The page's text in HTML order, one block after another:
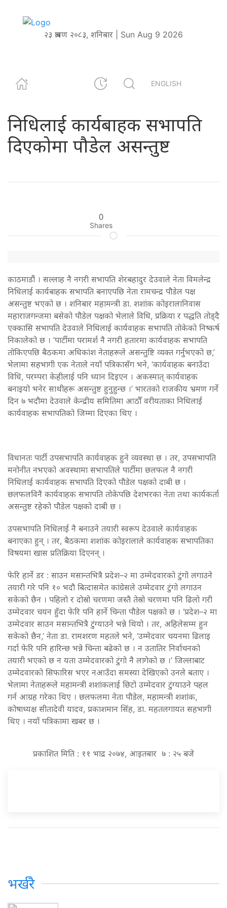
२३ श्रावण २०८३, शनिबार | Sun Aug 9 2026
ENGLISH
निधिलाई कार्यबाहक सभापति
दिएकोमा पौडेल असन्तुष्ट
0
Shares
काठमाडाैं । सल्लाह नै नगरी सभापति शेरबहादुर देउवाले नेता विमलेन्द्र
निधिलाई कार्यबाहक सभापति बनाएपछि नेता रामचन्द्र पौडेल पक्ष
असन्तुष्ट भएको छ । शनिबार महामन्त्री डा. शशांक कोइरालानिवास
महाराजगन्जमा बसेको पौडेल पक्षको भेलाले विधि, प्रक्रिया र पद्धति तोड्दै
एक्कासि सभापति देउवाले निधिलाई कार्यवाहक सभापति तोकेको निष्कर्ष
निकालेको छ । ‘पार्टीमा परामर्श नै नगरी हतारमा कार्यवाहक सभापति
तोकिएपछि बैठकमा अधिकांश नेताहरूले असन्तुष्टि व्यक्त गर्नुभएको छ,’
भेलामा सहभागी एक नेताले नयाँ पत्रिकासँग भने, ‘कार्यवाहक बनाउँदा
विधि, परम्परा केहीलाई पनि ध्यान दिइएन । अकस्मात् कार्यवाहक
बनाइयो भनेर साथीहरू असन्तुष्ट हुनुहुन्छ ।’ भारतको राजकीय भ्रमण गर्ने
दिन ७ भदौमा देउवाले केन्द्रीय समितिमा आठौँ वरीयताका निधिलाई
कार्यवाहक सभापतिको जिम्मा दिएका थिए ।
विधानतः पार्टी उपसभापति कार्यवाहक हुने व्यवस्था छ । तर, उपसभापति
मनोनीत नभएको अवस्थामा सभापतिले पार्टीमा छलफल नै नगरी
निधिलाई कार्यवाहक सभापति दिएको पौडेल पक्षको दाबी छ ।
छलफलविनै कार्यवाहक सभापति तोकेपछि देशभरका नेता तथा कार्यकर्ता
असन्तुष्ट रहेको पौडेल पक्षको दाबी छ ।
उपसभापति निधिलाई नै बनाउने तयारी स्वरूप देउवाले कार्यवाहक
बनाएका हुन् । तर, बैठकमा शशांक कोइरालाले कार्यवाहक सभापतिका
विषयमा खास प्रतिक्रिया दिएनन् ।
फेरि हार्ने डर : साउन मसान्तभित्रै प्रदेश–२ मा उम्मेदवारको टुंगो लगाउने
तयारी गरे पनि १० भदौ बित्दासमेत कांग्रेसले उम्मेदवार टुंगो लगाउन
सकेको छैन । पहिलो र दोस्रो चरणमा जस्तै तेस्रो चरणमा पनि ढिलो गरी
उम्मेदवार चयन हुँदा फेरि पनि हार्ने चिन्ता पौडेल पक्षको छ । ‘प्रदेश–२ मा
उम्मेदवार साउन मसान्तभित्रै टुंग्याउने भन्ने थियो । तर, अहिलेसम्म हुन
सकेको छैन,’ नेता डा. रामशरण महतले भने, ‘उम्मेदवार चयनमा ढिलाइ
गर्दा फेरि पनि हारिन्छ भन्ने चिन्ता बढेको छ । न उतातिर निर्वाचनको
तयारी भएको छ न यता उम्मेदवारको टुंगो नै लागेको छ ।’ जिल्लाबाट
उम्मेदवारको सिफारिस भएर नआउँदा समस्या देखिएको उनले बताए ।
भेलामा नेताहरूले महामन्त्री शशांकलाई छिटो उम्मेदवार टुंग्याउने पहल
गर्न आग्रह गरेका थिए । छलफलमा नेता पौडेल, महामन्त्री शशांक,
कोषाध्यक्ष सीतादेवी यादव, प्रकाशमान सिंह, डा. महतलगायत सहभागी
थिए । नयाँ पत्रिकामा खबर छ ।
प्रकाशित मिति : ११ भाद्र २०७४, आइतबार ७ : २५ बजे
भर्खरै